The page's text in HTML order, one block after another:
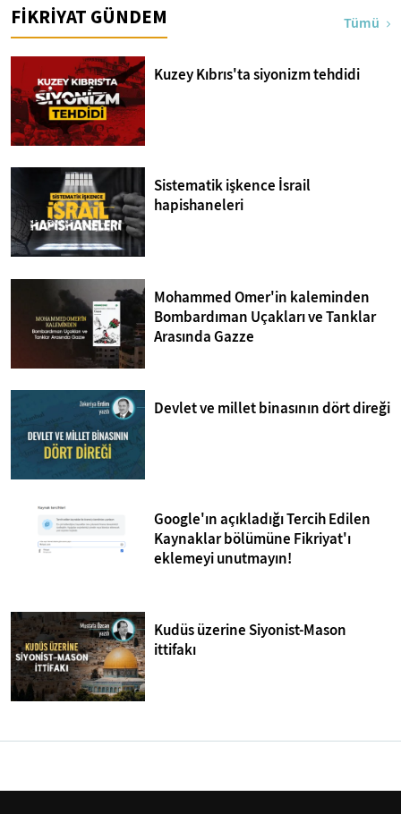
FİKRİYAT GÜNDEM Tümü
Kuzey Kıbrıs'ta siyonizm tehdidi
Sistematik işkence İsrail
hapishaneleri
Mohammed Omer'in kaleminden
Bombardıman Uçakları ve Tanklar
Arasında Gazze
Devlet ve millet binasının dört direği
Google'ın açıkladığı Tercih Edilen
Kaynaklar bölümüne Fikriyat'ı
eklemeyi unutmayın!
Kudüs üzerine Siyonist-Mason
ittifakı